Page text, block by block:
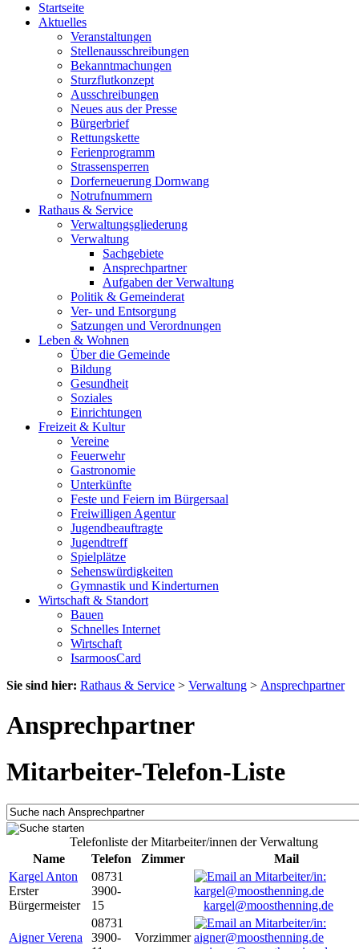
Startseite
Aktuelles
Veranstaltungen
Stellenausschreibungen
Bekanntmachungen
Sturzflutkonzept
Ausschreibungen
Neues aus der Presse
Bürgerbrief
Rettungskette
Ferienprogramm
Strassensperren
Dorferneuerung Dornwang
Notrufnummern
Rathaus & Service
Verwaltungsgliederung
Verwaltung
Sachgebiete
Ansprechpartner
Aufgaben der Verwaltung
Politik & Gemeinderat
Ver- und Entsorgung
Satzungen und Verordnungen
Leben & Wohnen
Über die Gemeinde
Bildung
Gesundheit
Soziales
Einrichtungen
Freizeit & Kultur
Vereine
Feuerwehr
Gastronomie
Unterkünfte
Feste und Feiern im Bürgersaal
Freiwilligen Agentur
Jugendbeauftragte
Jugendtreff
Spielplätze
Sehenswürdigkeiten
Gymnastik und Kinderturnen
Wirtschaft & Standort
Bauen
Schnelles Internet
Wirtschaft
IsarmoosCard
Sie sind hier: Rathaus & Service > Verwaltung > Ansprechpartner
Ansprechpartner
Mitarbeiter-Telefon-Liste
Telefonliste der Mitarbeiter/innen der Verwaltung
Name
Telefon Zimmer
Mail
Kargel Anton
Erster
Bürgermeister
08731
3900-
15
kargel@moosthenning.de
Aigner Verena
08731
3900-
Vorzimmer